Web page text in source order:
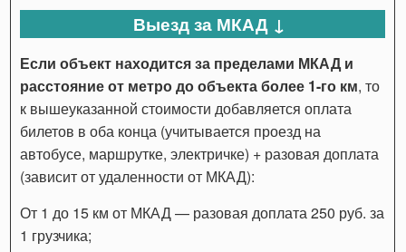
Выезд за МКАД ↓
Если объект находится за пределами МКАД и
расстояние от метро до объекта более 1-го км, то
к вышеуказанной стоимости добавляется оплата
билетов в оба конца (учитывается проезд на
автобусе, маршрутке, электричке) + разовая доплата
(зависит от удаленности от МКАД):
От 1 до 15 км от МКАД — разовая доплата 250 руб. за
1 грузчика;